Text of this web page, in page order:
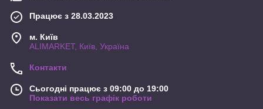
Працює з 28.03.2023
м. Київ
ALIMARKET, Київ, Україна
Контакти
Сьогодні працює з 09:00 до 19:00
Показати весь графік роботи